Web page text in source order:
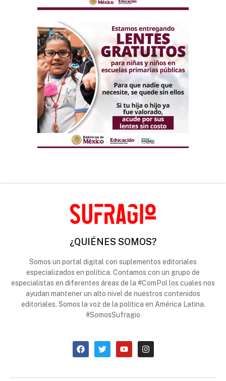
¿QUIÉNES SOMOS?
Somos un portal digital con suplementos editoriales
especializados en política. Contamos con un grupo de
especialistas en diferentes áreas de la #ComPol los cuales nos
ayudan mantener un alto nivel de nuestros contenidos
editoriales. Somos la voz de la política en América Latina.
#SomosSufragio